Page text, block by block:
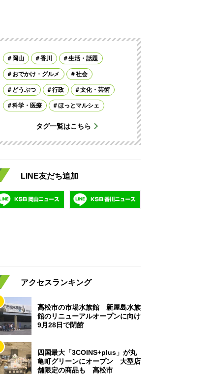
岡山 香川 生活・話題
おでかけ・グルメ 社会
どうぶつ 行政 文化・芸術
科学・医療 ほっとマルシェ
タグ一覧はこちら
LINE友だち追加
アクセスランキング
高松市の市場水族館 新屋島水族
館のリニューアルオープンに向け
9月28日で閉館
四国最大「3COINS+plus」が丸
亀町グリーンにオープン 大型店
舗限定の商品も 高松市